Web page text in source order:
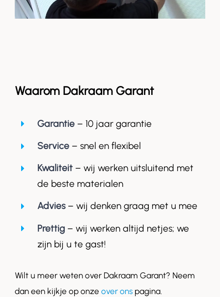
Waarom Dakraam Garant
Garantie– 10 jaar garantie
Service – snel en flexibel
Kwaliteit– wij werken uitsluitend met
de beste materialen
Advies– wij denken graag met u mee
Prettig– wij werken altijd netjes; we
zijn bij u te gast!
Wilt u meer weten over Dakraam Garant? Neem
dan een kijkje op onze over ons pagina.